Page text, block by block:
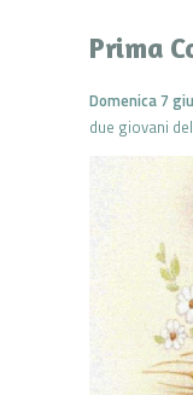
Prima
Domenica 7
due giovani